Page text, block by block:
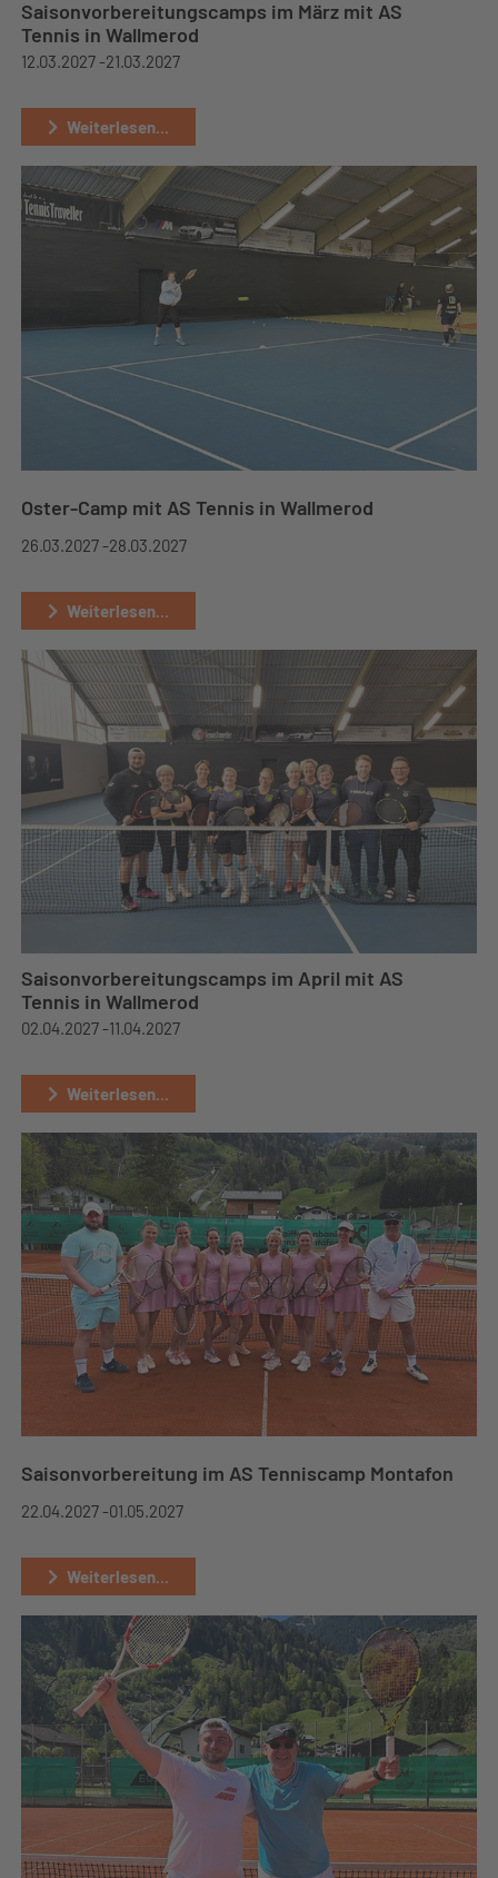
Saisonvorbereitungscamps im März mit AS
Tennis in Wallmerod
12.03.2027 -21.03.2027
Weiterlesen...
Oster-Camp mit AS Tennis in Wallmerod
26.03.2027 -28.03.2027
Weiterlesen...
Saisonvorbereitungscamps im April mit AS
Tennis in Wallmerod
02.04.2027 -11.04.2027
Weiterlesen...
Saisonvorbereitung im AS Tenniscamp Montafon
22.04.2027 -01.05.2027
Weiterlesen...